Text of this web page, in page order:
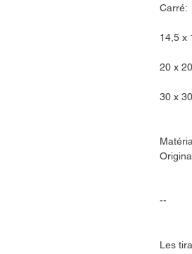
Carré:
14,5 x
20 x
30 x
--
Les